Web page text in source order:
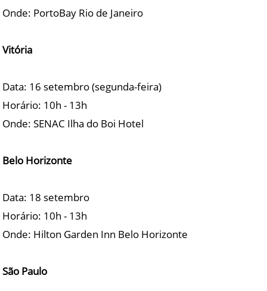
Onde: PortoBay Rio de Janeiro
Vitória
Data: 16 setembro (segunda-feira)
Horário: 10h - 13h
Onde: SENAC Ilha do Boi Hotel
Belo Horizonte
Data: 18 setembro
Horário: 10h - 13h
Onde: Hilton Garden Inn Belo Horizonte
São Paulo